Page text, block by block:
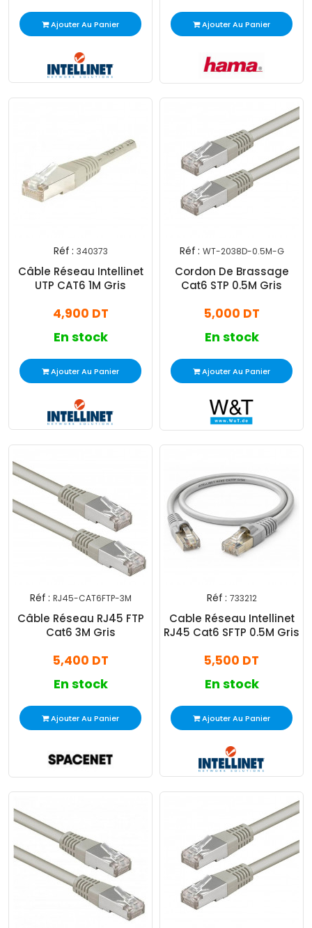
Ajouter Au Panier Ajouter Au Panier
Réf : 340373
Câble Réseau Intellinet
UTP CAT6 1M Gris
4,900 DT
En stock
Ajouter Au Panier
Réf : WT-2038D-0.5M-G
Cordon De Brassage
Cat6 STP 0.5M Gris
5,000 DT
En stock
Ajouter Au Panier
Réf : RJ45-CAT6FTP-3M
Câble Réseau RJ45 FTP
Cat6 3M Gris
5,400 DT
En stock
Ajouter Au Panier
Réf : 733212
Cable Réseau Intellinet
RJ45 Cat6 SFTP 0.5M Gris
5,500 DT
En stock
Ajouter Au Panier